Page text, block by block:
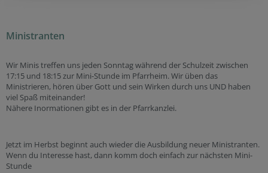
Ministranten
Wir Minis treffen uns jeden Sonntag während der Schulzeit zwischen
17:15 und 18:15 zur Mini-Stunde im Pfarrheim. Wir üben das
Ministrieren, hören über Gott und sein Wirken durch uns UND haben
viel Spaß miteinander!
Nähere Inormationen gibt es in der Pfarrkanzlei.
Jetzt im Herbst beginnt auch wieder die Ausbildung neuer Ministranten.
Wenn du Interesse hast, dann komm doch einfach zur nächsten Mini-
Stunde